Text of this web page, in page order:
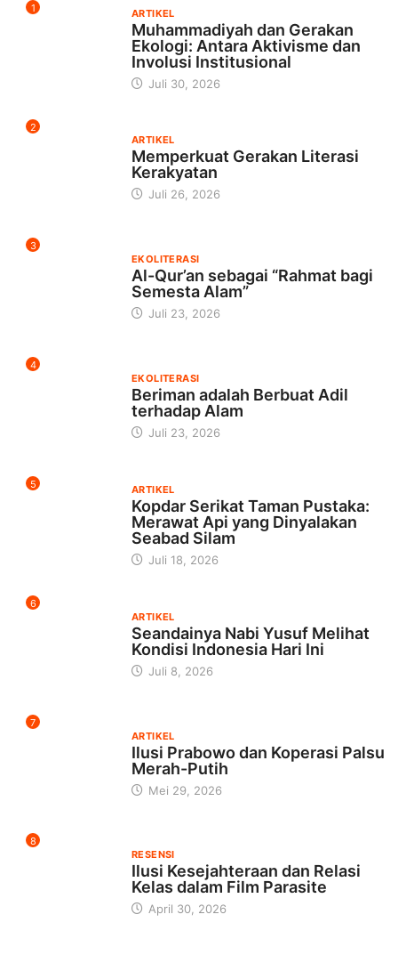
1 ARTIKEL
Muhammadiyah dan Gerakan
Ekologi: Antara Aktivisme dan
Involusi Institusional
Juli 30, 2026
2
ARTIKEL
Memperkuat Gerakan Literasi
Kerakyatan
Juli 26, 2026
3
EKOLITERASI
Al-Qur’an sebagai “Rahmat bagi
Semesta Alam”
Juli 23, 2026
4
EKOLITERASI
Beriman adalah Berbuat Adil
terhadap Alam
Juli 23, 2026
5 ARTIKEL
Kopdar Serikat Taman Pustaka:
Merawat Api yang Dinyalakan
Seabad Silam
Juli 18, 2026
6
ARTIKEL
Seandainya Nabi Yusuf Melihat
Kondisi Indonesia Hari Ini
Juli 8, 2026
7
ARTIKEL
Ilusi Prabowo dan Koperasi Palsu
Merah-Putih
Mei 29, 2026
8
RESENSI
Ilusi Kesejahteraan dan Relasi
Kelas dalam Film Parasite
April 30, 2026